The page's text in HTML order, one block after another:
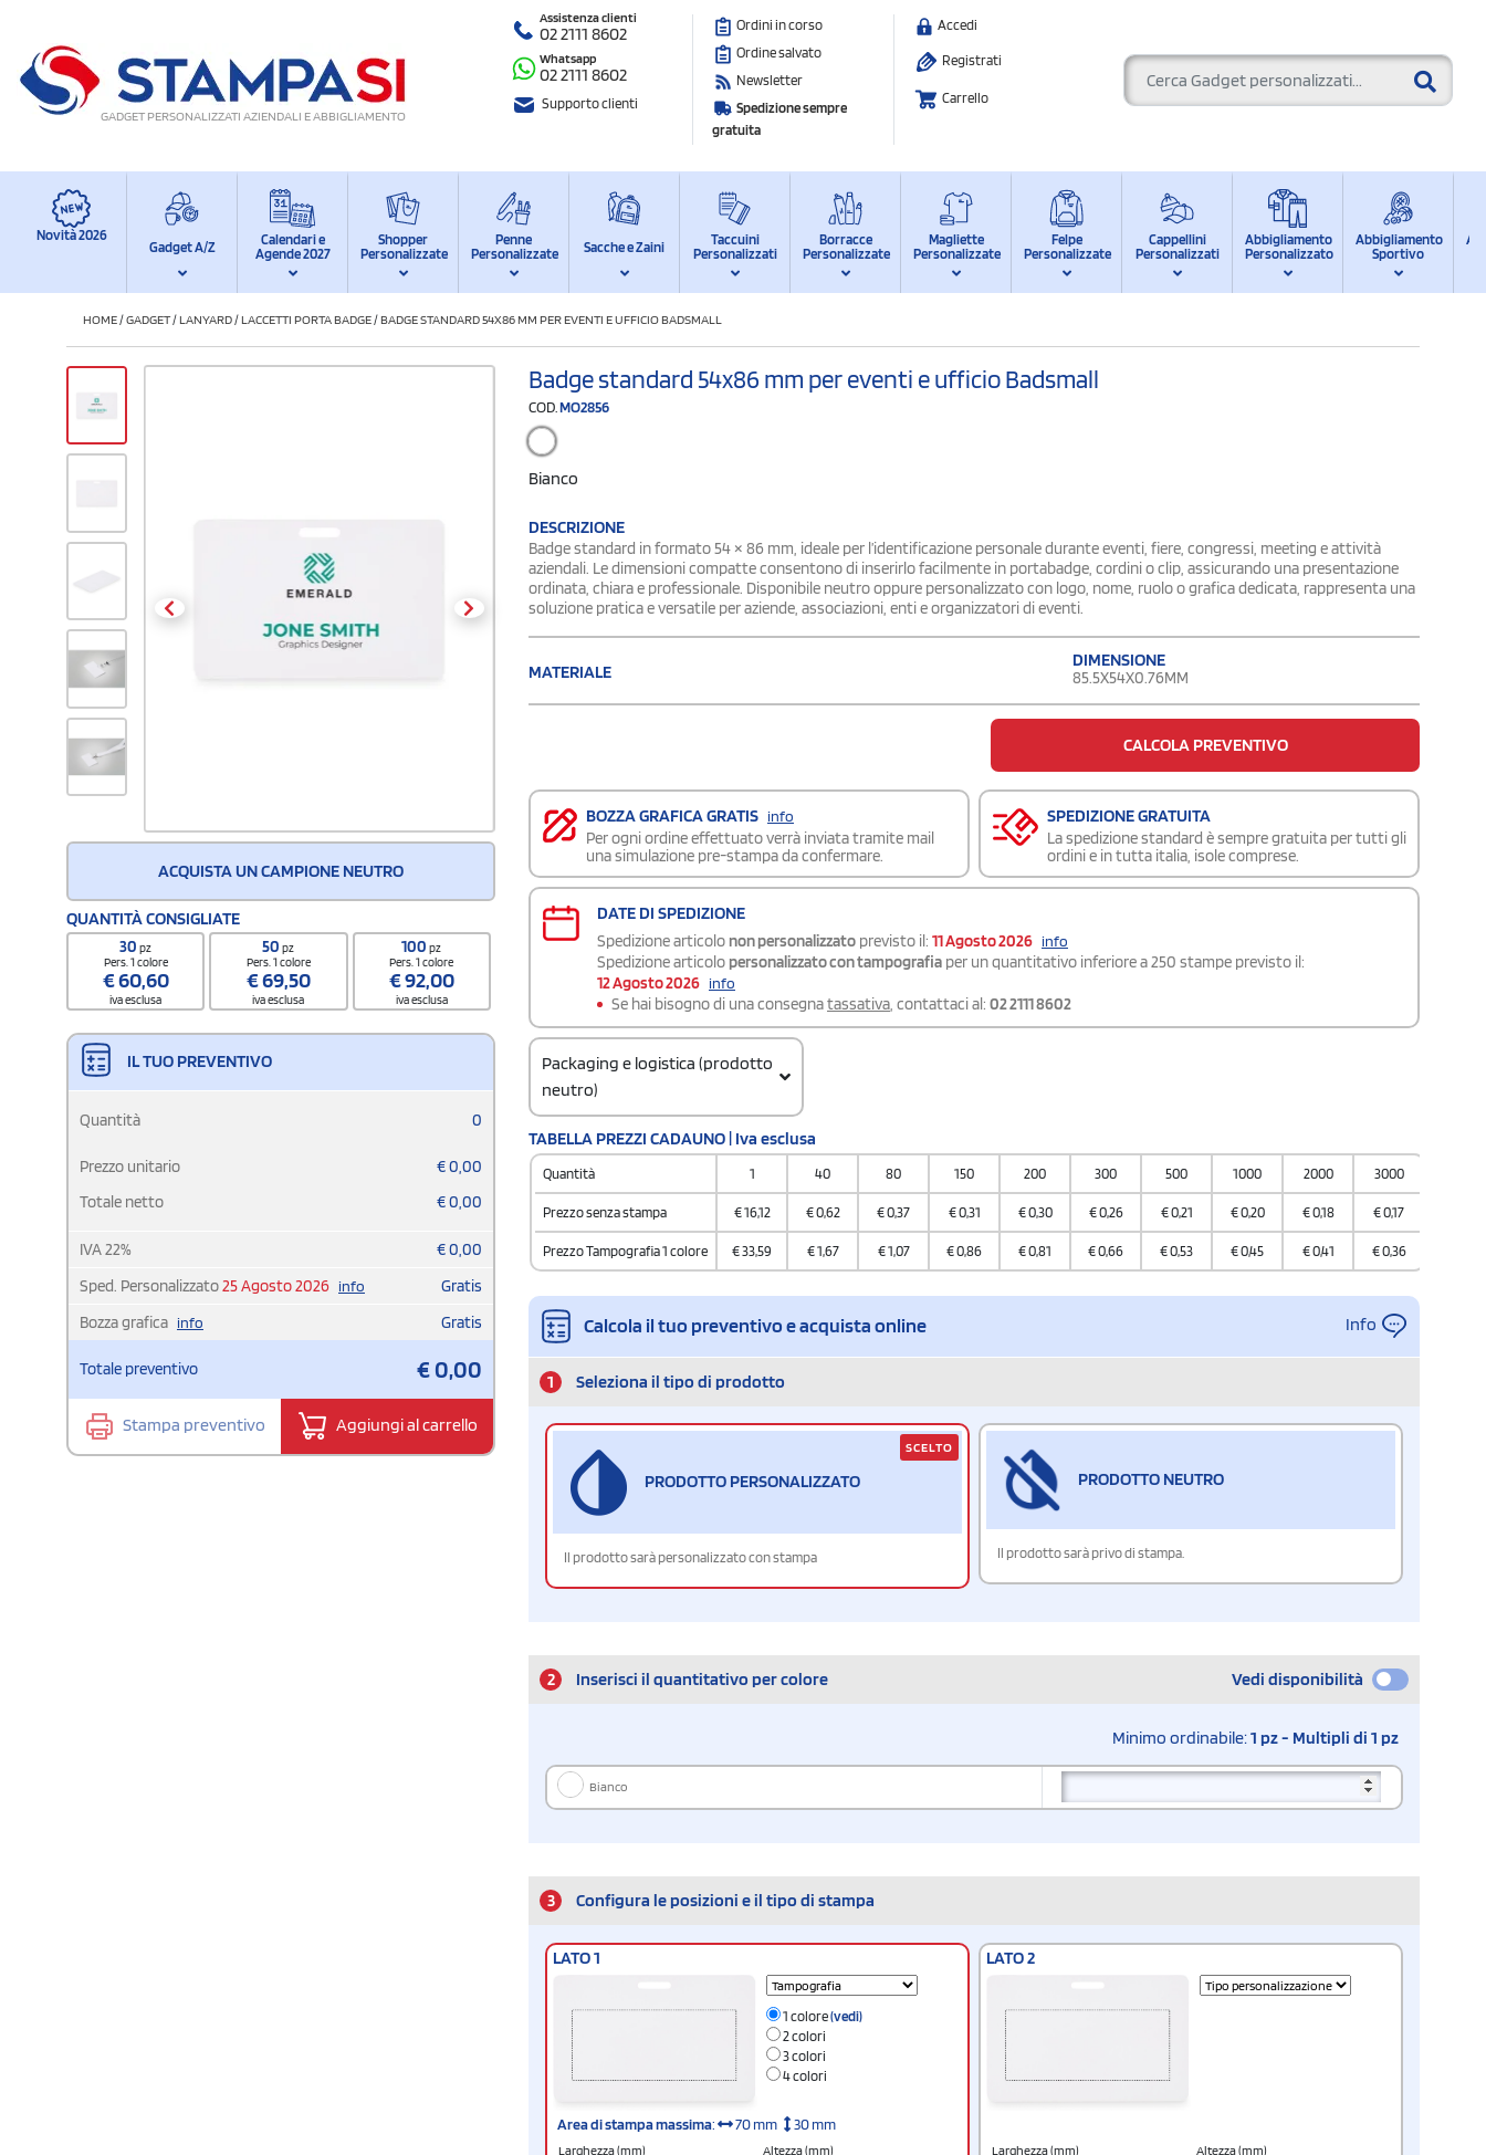
GADGET PERSONALIZZATI AZIENDALI E ABBIGLIAMENTO
Assistenza clienti
02 2111 8602
Whatsapp
02 2111 8602
Supporto clienti
Ordini in corso
Ordine salvato
Newsletter
Spedizione sempre
gratuita
Accedi
Registrati
Carrello
Novità 2026
Gadget A/Z
Calendari e
Agende 2027
Shopper
Personalizzate
Penne
Personalizzate
Sacche e Zaini
Taccuini
Personalizzati
Borracce
Personalizzate
Magliette
Personalizzate
Felpe
Personalizzate
Cappellini
Personalizzati
Abbigliamento
Personalizzato
Abbigliamento
Sportivo
HOME/GADGET/LANYARD/LACCETTI PORTA BADGE/BADGE STANDARD 54X86 MM PER EVENTI E UFFICIO BADSMALL
ACQUISTA UN CAMPIONE NEUTRO
QUANTITÀ CONSIGLIATE
30pz
Pers. 1 colore
€60,60
iva esclusa
50pz
Pers. 1 colore
€69,50
iva esclusa
100pz
Pers. 1 colore
€92,00
iva esclusa
IL TUO PREVENTIVO
Quantità 0
Prezzo unitario €0,00
Totale netto
€0,00
IVA22% €0,00
Sped. Personalizzato25 Agosto 2026 info
Gratis
Bozza grafica info Gratis
Totale preventivo €0,00
Stampa preventivo Aggiungi al carrello
Badge standard 54x86 mm per eventi e ufficio Badsmall
COD. MO2856
Bianco
DESCRIZIONE
Badge standard in formato 54 × 86 mm, ideale per l’identificazione personale durante eventi, fiere, congressi, meeting e attività
aziendali. Le dimensioni compatte consentono di inserirlo facilmente in portabadge, cordini o clip, assicurando una presentazione
ordinata, chiara e professionale. Disponibile neutro oppure personalizzato con logo, nome, ruolo o grafica dedicata, rappresenta una
soluzione pratica e versatile per aziende, associazioni, enti e organizzatori di eventi.
MATERIALE
DIMENSIONE
85.5X54X0.76MM
CALCOLA PREVENTIVO
BOZZA GRAFICA GRATIS info
Per ogni ordine effettuato verrà inviata tramite mail
una simulazione pre-stampa da confermare.
SPEDIZIONE GRATUITA
La spedizione standard è sempre gratuita per tutti gli
ordini e in tutta italia, isole comprese.
DATE DI SPEDIZIONE
Spedizione articolo non personalizzato previsto il: 11 Agosto 2026 info
Spedizione articolo personalizzato con tampografia per un quantitativo inferiore a 250 stampe previsto il:
12 Agosto 2026 info
Se hai bisogno di una consegnatassativa , contattaci al: 02 2111 8602
Packaging e logistica (prodotto
neutro)
3926 9097
Quantità per confezione
Quantità per scatola
2000
TABELLA PREZZI CADAUNO | Iva esclusa
Quantità 1 40 80 150 200 300 500 1000 2000 3000
Prezzo senza stampa €16,12 €0,62 €0,37 €0,31 €0,30 €0,26 €0,21 €0,20 €0,18 €0,17
Prezzo Tampografia 1 colore €33,59 €1,67 €1,07 €0,86 €0,81 €0,66 €0,53 €0,45 €0,41 €0,36
Calcola il tuo preventivo e acquista online Info
1 Seleziona il tipo di prodotto
PRODOTTO PERSONALIZZATO
Il prodotto sarà personalizzato con stampa
SCELTO
PRODOTTO NEUTRO
Il prodotto sarà privo di stampa.
2 Inserisci il quantitativo per colore Vedi disponibilità
Minimo ordinabile:1 pz - Multipli di 1 pz
Bianco
3 Configura le posizioni e il tipo di stampa
LATO 1
1 colore(vedi)
2 colori
3 colori
4 colori
Area di stampa massima: 70 mm 30 mm
Larghezza (mm) Altezza (mm)
LATO 2
Larghezza (mm) Altezza (mm)